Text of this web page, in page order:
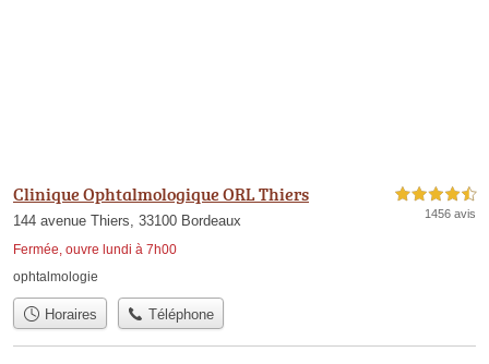
Clinique Ophtalmologique ORL Thiers
144 avenue Thiers, 33100 Bordeaux
Fermée, ouvre lundi à 7h00
4,5 étoiles sur 5
1456 avis
ophtalmologie
Horaires Téléphone